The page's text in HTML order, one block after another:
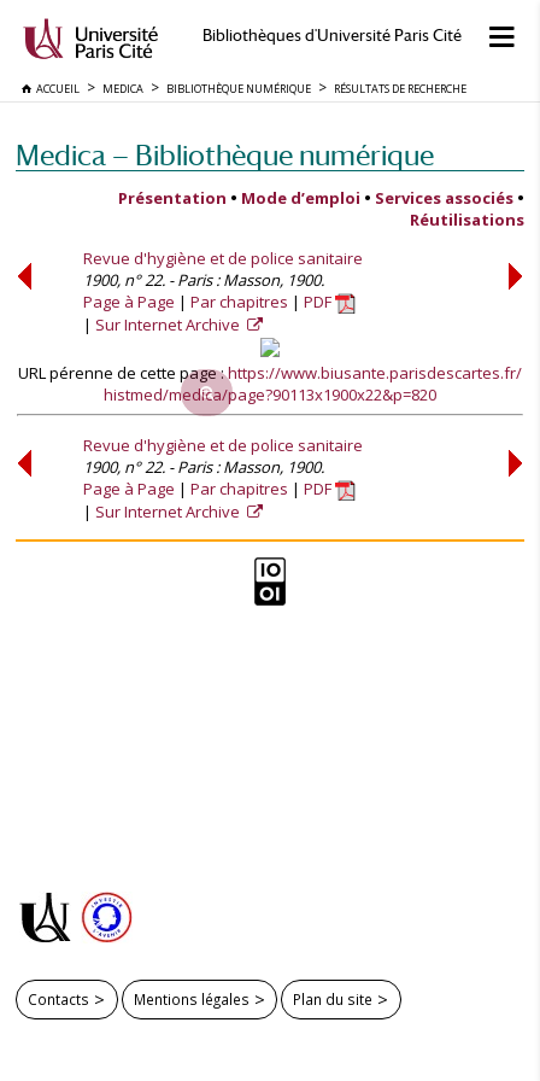
Bibliothèques d'Université Paris Cité
ACCUEIL MEDICA BIBLIOTHÈQUE NUMÉRIQUE RÉSULTATS DE RECHERCHE
Medica — Bibliothèque numérique
Présentation • Mode d’emploi • Services associés •
Réutilisations
Revue d'hygiène et de police sanitaire
1900, n° 22. - Paris : Masson, 1900.
Page à Page
Par chapitres
PDF
Sur Internet Archive
URL pérenne de cette page :https://www.biusante.parisdescartes.fr/
histmed/medica/page?90113x1900x22&p=820
Revue d'hygiène et de police sanitaire
1900, n° 22. - Paris : Masson, 1900.
Page à Page
Par chapitres
PDF
Sur Internet Archive
Contacts Mentions légales Plan du site